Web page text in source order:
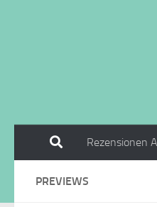
Rezensionen
PREVIEWS